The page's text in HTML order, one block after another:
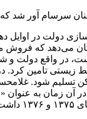
سرسام آور شد که
می‌دهد که فروش